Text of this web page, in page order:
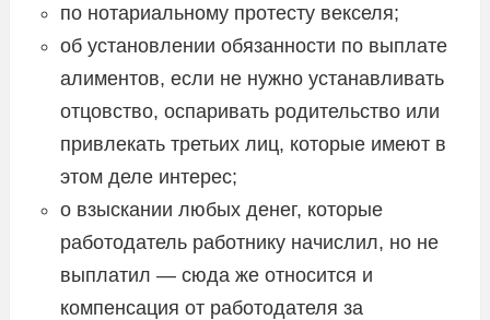
по нотариальному протесту векселя;
об установлении обязанности по выплате
алиментов, если не нужно устанавливать
отцовство, оспаривать родительство или
привлекать третьих лиц, которые имеют в
этом деле интерес;
о взыскании любых денег, которые
работодатель работнику начислил, но не
выплатил — сюда же относится и
компенсация от работодателя за